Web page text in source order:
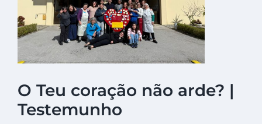
O Teu coração não arde? |
Testemunho